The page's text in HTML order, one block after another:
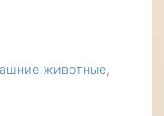
животные